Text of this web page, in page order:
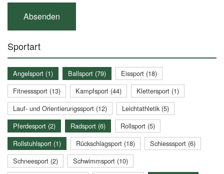
Sportart
Angelsport (1) Ballsport (79)
Eissport (18)
Fitnesssport (13)
Kampfsport (44)
Klettersport (1)
Lauf- und Orientierungssport (12)
Leichtathletik (5)
Pferdesport (2)
Radsport (6)
Rollsport (5)
Rollstuhlsport (1)
Rückschlagsport (18)
Schiesssport (6)
Schneesport (2)
Schwimmsport (10)